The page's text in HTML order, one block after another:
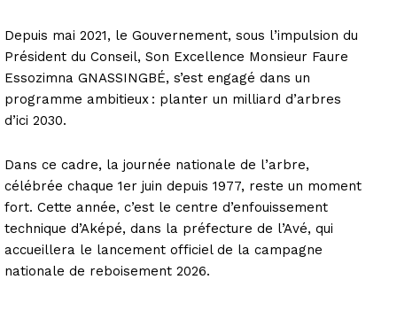
Depuis mai 2021, le Gouvernement, sous l’impulsion du
Président du Conseil, Son Excellence Monsieur Faure
Essozimna GNASSINGBÉ, s’est engagé dans un
programme ambitieux : planter un milliard d’arbres
d’ici 2030.
Dans ce cadre, la journée nationale de l’arbre,
célébrée chaque 1er juin depuis 1977, reste un moment
fort. Cette année, c’est le centre d’enfouissement
technique d’Aképé, dans la préfecture de l’Avé, qui
accueillera le lancement officiel de la campagne
nationale de reboisement 2026.